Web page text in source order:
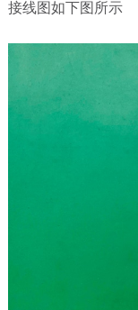
接线图如下图所示